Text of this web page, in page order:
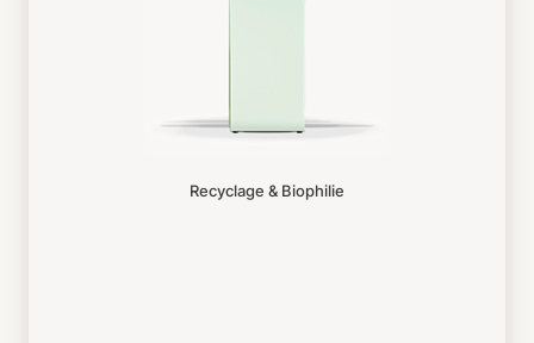
Recyclage & Biophilie